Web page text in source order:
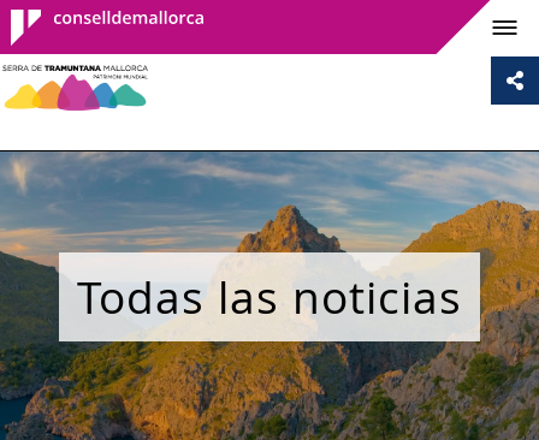
Consell de
Mallorca
Todas las noticias